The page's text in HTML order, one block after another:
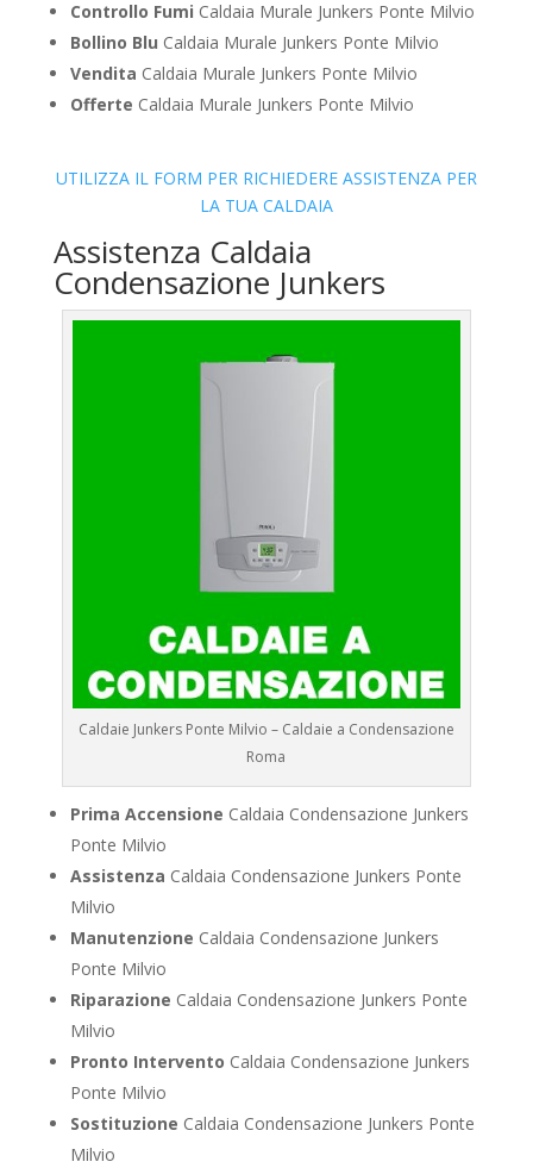
Controllo Fumi Caldaia Murale Junkers Ponte Milvio
Bollino Blu Caldaia Murale Junkers Ponte Milvio
Vendita Caldaia Murale Junkers Ponte Milvio
Offerte Caldaia Murale Junkers Ponte Milvio
UTILIZZA IL FORM PER RICHIEDERE ASSISTENZA PER
LA TUA CALDAIA
Assistenza Caldaia
Condensazione Junkers
Caldaie Junkers Ponte Milvio – Caldaie a Condensazione
Roma
Prima Accensione Caldaia Condensazione Junkers
Ponte Milvio
Assistenza Caldaia Condensazione Junkers Ponte
Milvio
Manutenzione Caldaia Condensazione Junkers
Ponte Milvio
Riparazione Caldaia Condensazione Junkers Ponte
Milvio
Pronto Intervento Caldaia Condensazione Junkers
Ponte Milvio
Sostituzione Caldaia Condensazione Junkers Ponte
Milvio